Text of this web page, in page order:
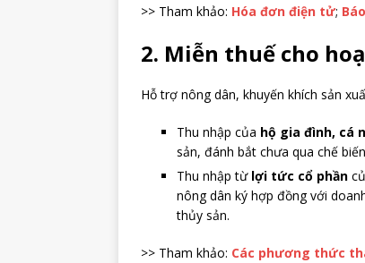
>> Tham khảo: Hóa đơn điện tử;
2. Miễn thuế cho
Hỗ trợ nông dân, khuyến khích sản
Thu nhập của hộ gia đình, cá
sản, đánh bắt chưa qua chế
Thu nhập từ lợi tức cổ phần
nông dân ký hợp đồng với
thủy sản.
>> Tham khảo: Các phương thức